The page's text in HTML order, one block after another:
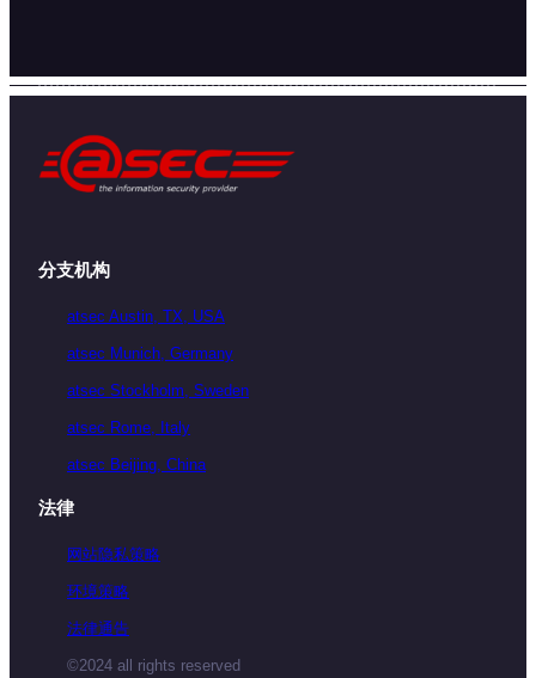
分支机构
atsec Austin, TX, USA
atsec Munich, Germany
atsec Stockholm, Sweden
atsec Rome, Italy
atsec Beijing, China
法律
网站隐私策略
环境策略
法律通告
©2024 all rights reserved